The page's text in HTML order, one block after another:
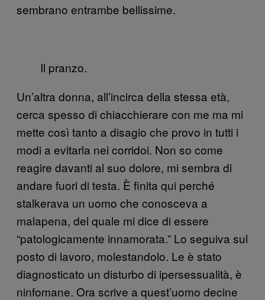
sembrano entrambe bellissime.
Il pranzo.
Un’altra donna, all’incirca della stessa età,
cerca spesso di chiacchierare con me ma mi
mette così tanto a disagio che provo in tutti i
modi a evitarla nei corridoi. Non so come
reagire davanti al suo dolore, mi sembra di
andare fuori di testa. È finita qui perché
stalkerava un uomo che conosceva a
malapena, del quale mi dice di essere
“patologicamente innamorata.” Lo seguiva sul
posto di lavoro, molestandolo. Le è stato
diagnosticato un disturbo di ipersessualità, è
ninfomane. Ora scrive a quest’uomo decine